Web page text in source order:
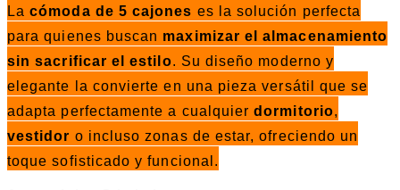
Lacómoda de 5 cajones es la solución perfecta
para quienes buscan maximizar el almacenamiento
sin sacrificar el estilo. Su diseño moderno y
elegante la convierte en una pieza versátil que se
adapta perfectamente a cualquierdormitorio,
vestidor o incluso zonas de estar, ofreciendo un
toque sofisticado y funcional.